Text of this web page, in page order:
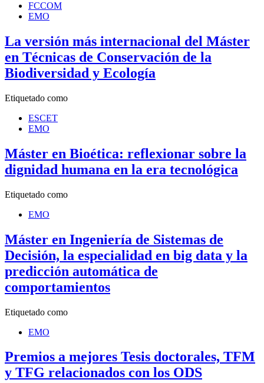
FCCOM
EMO
La versión más internacional del Máster
en Técnicas de Conservación de la
Biodiversidad y Ecología
Etiquetado como
ESCET
EMO
Máster en Bioética: reflexionar sobre la
dignidad humana en la era tecnológica
Etiquetado como
EMO
Máster en Ingeniería de Sistemas de
Decisión, la especialidad en big data y la
predicción automática de
comportamientos
Etiquetado como
EMO
Premios a mejores Tesis doctorales, TFM
y TFG relacionados con los ODS